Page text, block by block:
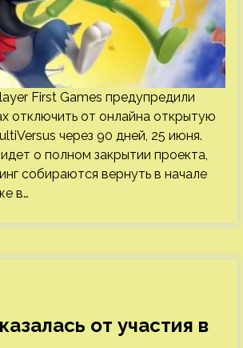
First Games предупредили
отключить от онлайна открытую
через 90 дней, 25 июня.
о полном закрытии проекта,
собираются вернуть в начале
в…
от участия в